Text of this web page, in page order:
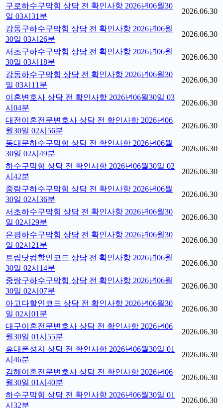
구로하수구막힘 상담 전 확인사항 2026년06월30
일 03시31분
2026.06.30
강동구하수구막힘 상담 전 확인사항 2026년06월
30일 03시26분
2026.06.30
서초구하수구막힘 상담 전 확인사항 2026년06월
30일 03시18분
2026.06.30
강동하수구막힘 상담 전 확인사항 2026년06월30
일 03시11분
2026.06.30
이혼변호사 상담 전 확인사항 2026년06월30일 03
시04분
2026.06.30
대전이혼전문변호사 상담 전 확인사항 2026년06
월30일 02시56분
2026.06.30
동대문하수구막힘 상담 전 확인사항 2026년06월
30일 02시49분
2026.06.30
하수구막힘 상담 전 확인사항 2026년06월30일 02
시42분
2026.06.30
중랑구하수구막힘 상담 전 확인사항 2026년06월
30일 02시36분
2026.06.30
서초하수구막힘 상담 전 확인사항 2026년06월30
일 02시29분
2026.06.30
은평하수구막힘 상담 전 확인사항 2026년06월30
일 02시21분
2026.06.30
트립닷컴할인코드 상담 전 확인사항 2026년06월
30일 02시14분
2026.06.30
중랑구하수구막힘 상담 전 확인사항 2026년06월
30일 02시07분
2026.06.30
아고다할인코드 상담 전 확인사항 2026년06월30
일 02시01분
2026.06.30
대구이혼전문변호사 상담 전 확인사항 2026년06
월30일 01시55분
2026.06.30
휴대폰성지 상담 전 확인사항 2026년06월30일 01
시46분
2026.06.30
김해이혼전문변호사 상담 전 확인사항 2026년06
월30일 01시40분
2026.06.30
하수구막힘 상담 전 확인사항 2026년06월30일 01
시32분
2026.06.30